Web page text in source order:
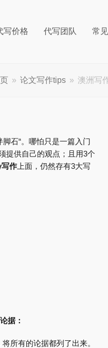
写价格 代写团队 常
» 论文写作tips » 澳洲写
石“。哪怕只是一篇入门
提供自己的观点；且用3个
写作 上面，仍然存有3大写
据：
所有的论据都列了出来。